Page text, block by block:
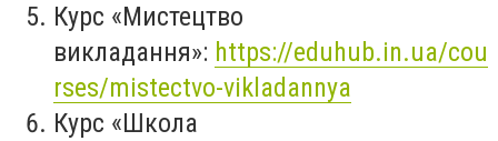
Курс «Мистецтво
викладання»: https://eduhub.in.ua/cou
rses/mistectvo-vikladannya
Курс «Школа